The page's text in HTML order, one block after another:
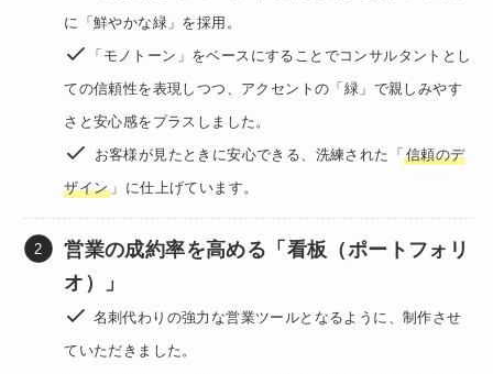
に「鮮やかな緑」を採用。
「モノトーン」をベースにすることでコンサルタントとし
ての信頼性を表現しつつ、アクセントの「緑」で親しみやす
さと安心感をプラスしました。
お客様が見たときに安心できる、洗練された「信頼のデ
ザイン 」に仕上げています。
営業の成約率を高める「看板（ポートフォリ
オ）」
名刺代わりの強力な営業ツールとなるように、制作させ
ていただきました。